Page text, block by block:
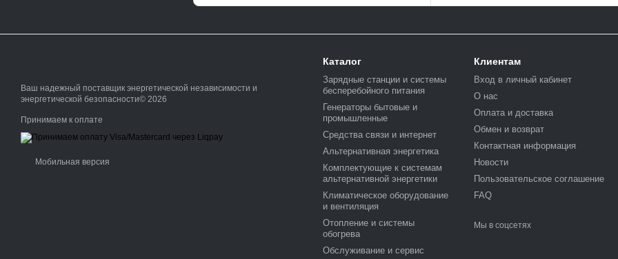
Ваш надежный поставщик энергетической независимости и
энергетической безопасности© 2026
Принимаем к оплате
Мобильная версия
Каталог
Зарядные станции и системы
бесперебойного питания
Генераторы бытовые и
промышленные
Средства связи и интернет
Альтернативная энергетика
Комплектующие к системам
альтернативной энергетики
Климатическое оборудование
и вентиляция
Отопление и системы
обогрева
Обслуживание и сервис
Клиентам
Вход в личный кабинет
О нас
Оплата и доставка
Обмен и возврат
Контактная информация
Новости
Пользовательское соглашение
FAQ
Мы в соцсетях